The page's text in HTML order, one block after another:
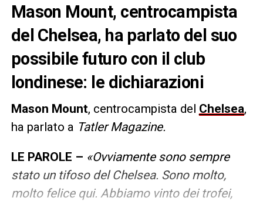
Mason Mount, centrocampista
del Chelsea, ha parlato del suo
possibile futuro con il club
londinese: le dichiarazioni
Mason Mount, centrocampista del Chelsea,
ha parlato a Tatler Magazine.
LE PAROLE – «Ovviamente sono sempre
stato un tifoso del Chelsea. Sono molto,
molto felice qui. Abbiamo vinto dei trofei,